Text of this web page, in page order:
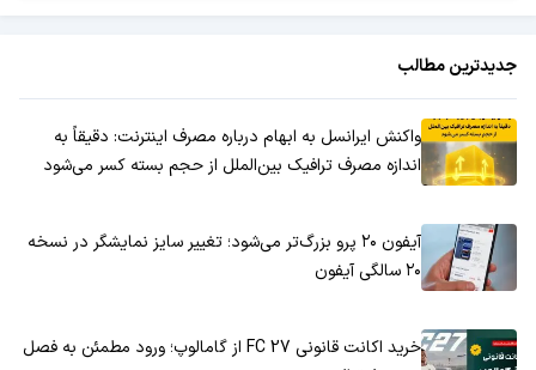
جدیدترین مطالب
واکنش ایرانسل به ابهام درباره مصرف اینترنت: دقیقاً به
اندازه مصرف ترافیک بین‌الملل از حجم بسته کسر می‌شود
آیفون ۲۰ پرو بزرگ‌تر می‌شود؛ تغییر سایز نمایشگر در نسخه
۲۰ سالگی آیفون
خرید اکانت قانونی FC 27 از گامالوپ؛ ورود مطمئن به فصل